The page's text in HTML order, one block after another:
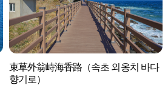
束草外翁峙海香路（속초 외옹치 바다
향기로）